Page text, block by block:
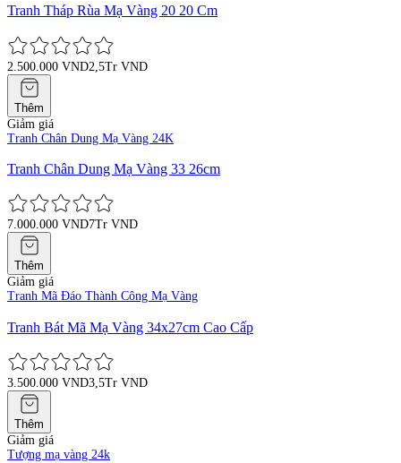
Tranh Tháp Rùa Mạ Vàng 20 20 Cm
2.500.000 VND2,5Tr VND
Thêm
Giảm giá
Tranh Chân Dung Mạ Vàng 24K
Tranh Chân Dung Mạ Vàng 33 26cm
7.000.000 VND7Tr VND
Thêm
Giảm giá
Tranh Mã Đáo Thành Công Mạ Vàng
Tranh Bát Mã Mạ Vàng 34x27cm Cao Cấp
3.500.000 VND3,5Tr VND
Thêm
Giảm giá
Tượng mạ vàng 24k